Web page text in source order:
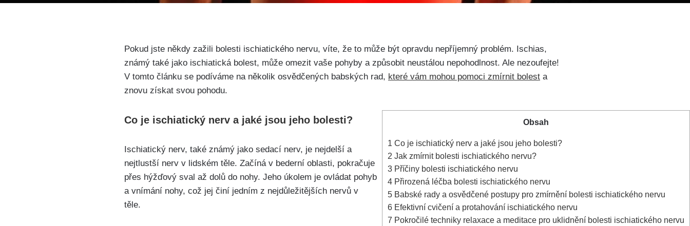
Pokud ​jste někdy zažili bolesti ‍ischiatického nervu,​ víte, že to může⁣ být​ opravdu nepříjemný problém. ‌Ischias,
známý také jako ischiatická bolest, ‌může omezit‌ vaše pohyby a způsobit neustálou nepohodlnost. Ale nezoufejte!
V tomto článku se podíváme na několik osvědčených babských rad, které‌ vám mohou pomoci zmírnit bolest a ​
znovu ‌získat⁢ svou⁢ pohodu.
Obsah
1 Co je ischiatický nerv a jaké jsou ​jeho bolesti?
2 Jak⁣ zmírnit ‍bolesti ⁣ischiatického nervu?
3 Příčiny bolesti ‌ischiatického nervu
4 Přirozená léčba bolesti ischiatického nervu
5 Babské rady a osvědčené postupy⁣ pro zmírnění bolesti⁤ ischiatického ⁣nervu
6 Efektivní‍ cvičení a protahování ischiatického ⁢nervu
7 Pokročilé techniky ⁢relaxace a meditace pro uklidnění bolesti ischiatického nervu
Co je ischiatický nerv a jaké jsou ​jeho bolesti?
Ischiatický ​nerv, také známý⁢ jako sedací nerv, je‌ nejdelší a
nejtlustší nerv ​v​ lidském těle. Začíná v bederní​ oblasti, ⁢pokračuje
přes hýžďový sval až dolů ⁢do nohy. Jeho⁣ úkolem ‍je⁤ ovládat pohyb⁤
a vnímání nohy, což jej činí jedním z⁢ nejdůležitějších nervů ‍v
těle.